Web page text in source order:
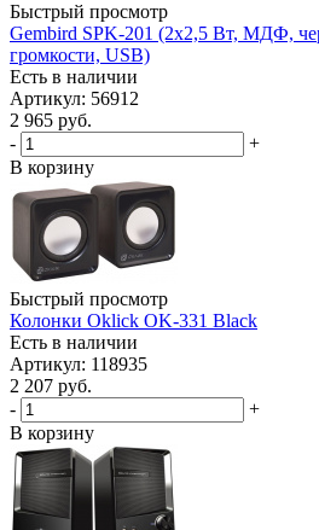
Быстрый просмотр
Gembird SPK-201 (2х2,5 Вт, МДФ,
громкости, USB)
Есть в наличии
Артикул: 56912
2 965 руб.
-
+
В корзину
Быстрый просмотр
Колонки Oklick OK-331 Black
Есть в наличии
Артикул: 118935
2 207 руб.
-
+
В корзину